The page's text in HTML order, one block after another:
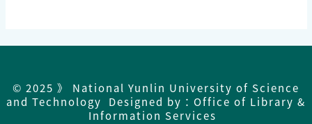
© 2025 》 National Yunlin University of Science
and Technology Designed by：Office of Library &
Information Services